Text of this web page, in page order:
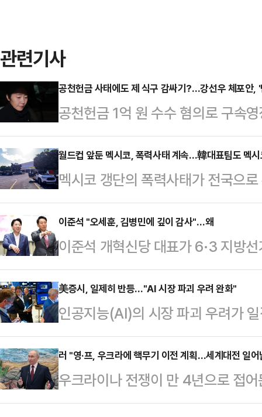
관련기사
공천헌금 사태에도 제 식구 감싸기?…강선우 체포안,
공천헌금 1억 원 수수 혐의로 구속
체포동의안이 가결됐다. 탈당했지
을 감안하면 사실상 여당도 등을
서 발생한 것으로 추측되면서, '제
결을 염두에 둔 동정표가 생각보다
의를 열어 강 의원에 대한 체포동
263명 출석에 찬성 164명, 반대
체포…
월드컵 앞둔 멕시코, 폭력사태 계속…韓대표팀도 멕
멕시코 갱단의 폭력사태가 전국으
이 2026 북중미 월드컵을 위한 안
따르면 셰인바움 대통령은 24일(
태로 인해 월드컵에 대한 세계인들
든 위험을 제거할 것”이라고 말했
해 노력하고 있다. 곧 모든 것이 정
최대 마약 카르텔(기업형 마약 범
명 ‘엘 멘초’)가 멕시코…
이준석 "오세훈, 김병민에 깊이 감사"…왜
이준석 개혁신당 대표가 6·3 지방
특별시장에게 깊은 감사의 뜻을 밝
조로 출퇴근 시간에 운영되는 서울
역으로의 연장운행이 결정된데 따
서 "3월 6일 첫차부터 서울01번 출
된다"며 "이 과정에서 적극적으로
부시장 이하 서울시 관계자들께 깊
화성 동탄 지역에 출퇴근에 편…
美증시, 일제히 반등…"AI 시장 파괴 우려 완화"
인공지능(AI)의 시장 파괴 우려가
성공했다.뉴욕타임스(NYT)에 따
산업평균지수는 24일(현지시간)
른 4만 9174.81에 장을 마쳤다. 대
500지수는 52.36 포인트(0.77%)
러 "영·프, 우크라에 핵무기 이전 계획…세계대전 일
우크라이나 전쟁이 만 4년으로 접
영국이 우크라이나에 핵무기를 이